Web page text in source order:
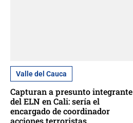
Valle del Cauca
Capturan a presunto integrante
del ELN en Cali: sería el
encargado de coordinador
acciones terroristas